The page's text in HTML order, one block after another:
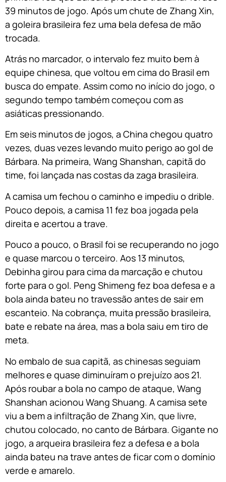
39 minutos de jogo. Após um chute de Zhang Xin,
a goleira brasileira fez uma bela defesa de mão
trocada.
Atrás no marcador, o intervalo fez muito bem à
equipe chinesa, que voltou em cima do Brasil em
busca do empate. Assim como no início do jogo, o
segundo tempo também começou com as
asiáticas pressionando.
Em seis minutos de jogos, a China chegou quatro
vezes, duas vezes levando muito perigo ao gol de
Bárbara. Na primeira, Wang Shanshan, capitã do
time, foi lançada nas costas da zaga brasileira.
A camisa um fechou o caminho e impediu o drible.
Pouco depois, a camisa 11 fez boa jogada pela
direita e acertou a trave.
Pouco a pouco, o Brasil foi se recuperando no jogo
e quase marcou o terceiro. Aos 13 minutos,
Debinha girou para cima da marcação e chutou
forte para o gol. Peng Shimeng fez boa defesa e a
bola ainda bateu no travessão antes de sair em
escanteio. Na cobrança, muita pressão brasileira,
bate e rebate na área, mas a bola saiu em tiro de
meta.
No embalo de sua capitã, as chinesas seguiam
melhores e quase diminuíram o prejuízo aos 21.
Após roubar a bola no campo de ataque, Wang
Shanshan acionou Wang Shuang. A camisa sete
viu a bem a infiltração de Zhang Xin, que livre,
chutou colocado, no canto de Bárbara. Gigante no
jogo, a arqueira brasileira fez a defesa e a bola
ainda bateu na trave antes de ficar com o domínio
verde e amarelo.